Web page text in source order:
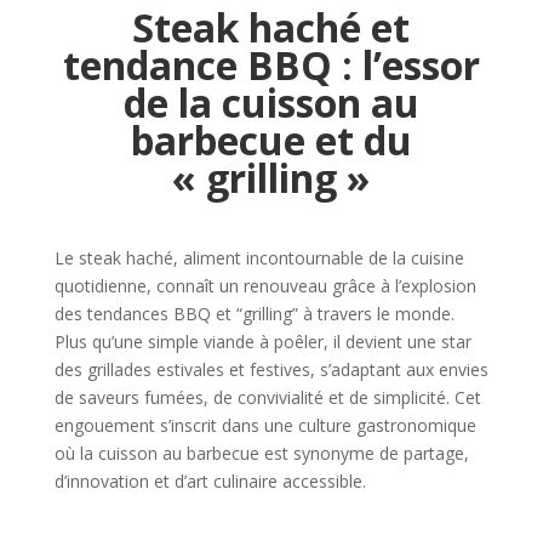
Steak haché et
tendance BBQ : l’essor
de la cuisson au
barbecue et du
« grilling »
Le steak haché, aliment incontournable de la cuisine
quotidienne, connaît un renouveau grâce à l’explosion
des tendances BBQ et “grilling” à travers le monde.
Plus qu’une simple viande à poêler, il devient une star
des grillades estivales et festives, s’adaptant aux envies
de saveurs fumées, de convivialité et de simplicité. Cet
engouement s’inscrit dans une culture gastronomique
où la cuisson au barbecue est synonyme de partage,
d’innovation et d’art culinaire accessible.